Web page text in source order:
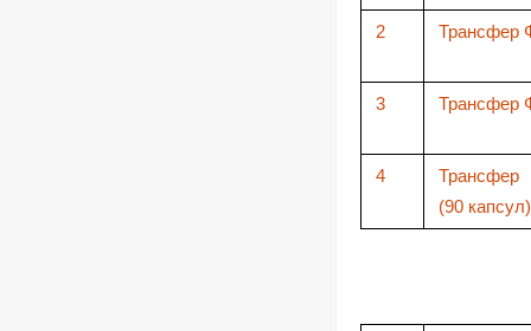
2 Трансфер
3 Трансфер
4
(90 капсул)